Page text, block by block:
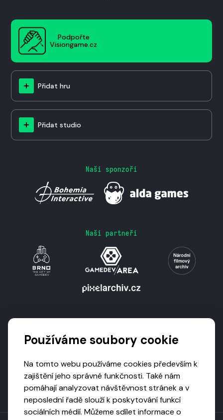
Podpořte
Visiongame.cz
Přidat hru
Přidat studio
Naši sponzoři
Naši partneři
Používáme soubory cookie
Na tomto webu používáme cookies především k
zajištění jeho správné funkčnosti. Také nám
pomáhají analyzovat návštěvnost stránek a v
neposlední řadě slouží k poskytování funkcí
sociálních médií. Můžeme sdílet informace o